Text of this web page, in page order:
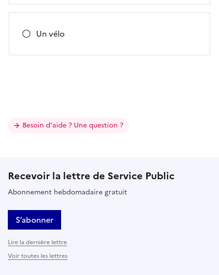
Un vélo
Besoin d'aide ? Une question ?
Recevoir la lettre de Service Public
Abonnement hebdomadaire gratuit
S’abonner
Lire la dernière lettre
Voir toutes les lettres